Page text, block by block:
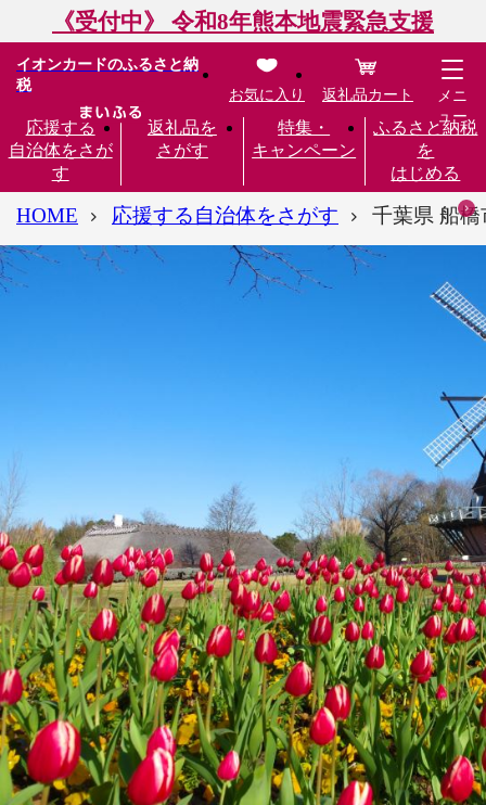
《受付中》 令和8年熊本地震緊急支援
イオンカードのふるさと納
税
応援する
自治体をさが
す
返礼品を
さがす
特集・
キャンペーン
ふるさと納税
を
はじめる
お気に入り 返礼品カート
メニ
ュー
HOME 応援する自治体をさがす 千葉県 船橋